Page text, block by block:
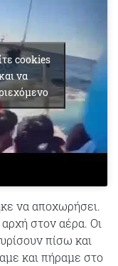
cookies
να
να αποχωρήσει.
στον αέρα. Οι
πίσω και
και πήραμε στο